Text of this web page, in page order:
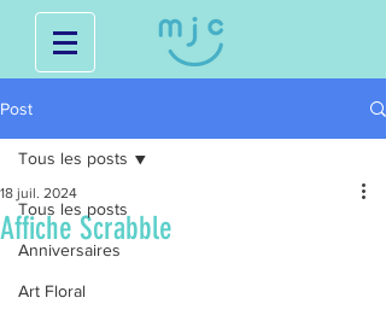
Post
Tous les posts
Anniversaires
Art Floral
Tous les posts
Affiche Scrabble
18 juil. 2024